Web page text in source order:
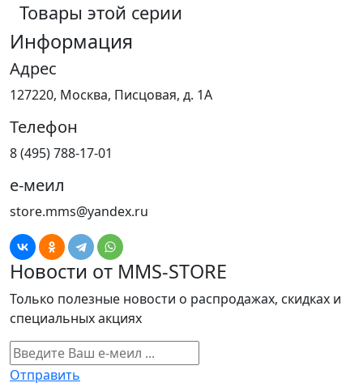
Товары этой серии
Информация
Адрес
127220, Москва, Писцовая, д. 1А
Телефон
8 (495) 788-17-01
е-меил
store.mms@yandex.ru
Новости от MMS-STORE
Только полезные новости о распродажах, скидках и
специальных акциях
Отправить